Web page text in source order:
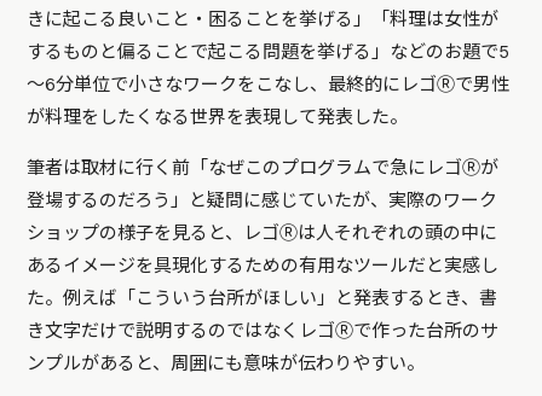
きに起こる良いこと・困ることを挙げる」「料理は女性が
するものと偏ることで起こる問題を挙げる」などのお題で5
～6分単位で小さなワークをこなし、最終的にレゴⓇで男性
が料理をしたくなる世界を表現して発表した。
筆者は取材に行く前「なぜこのプログラムで急にレゴⓇが
登場するのだろう」と疑問に感じていたが、実際のワーク
ショップの様子を見ると、レゴⓇは人それぞれの頭の中に
あるイメージを具現化するための有用なツールだと実感し
た。例えば「こういう台所がほしい」と発表するとき、書
き文字だけで説明するのではなくレゴⓇで作った台所のサ
ンプルがあると、周囲にも意味が伝わりやすい。